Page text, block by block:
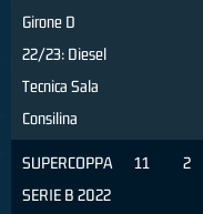
Girone D
22/23: Diesel
Tecnica Sala
Consilina
SUPERCOPPA
SERIE B 2022
11 2